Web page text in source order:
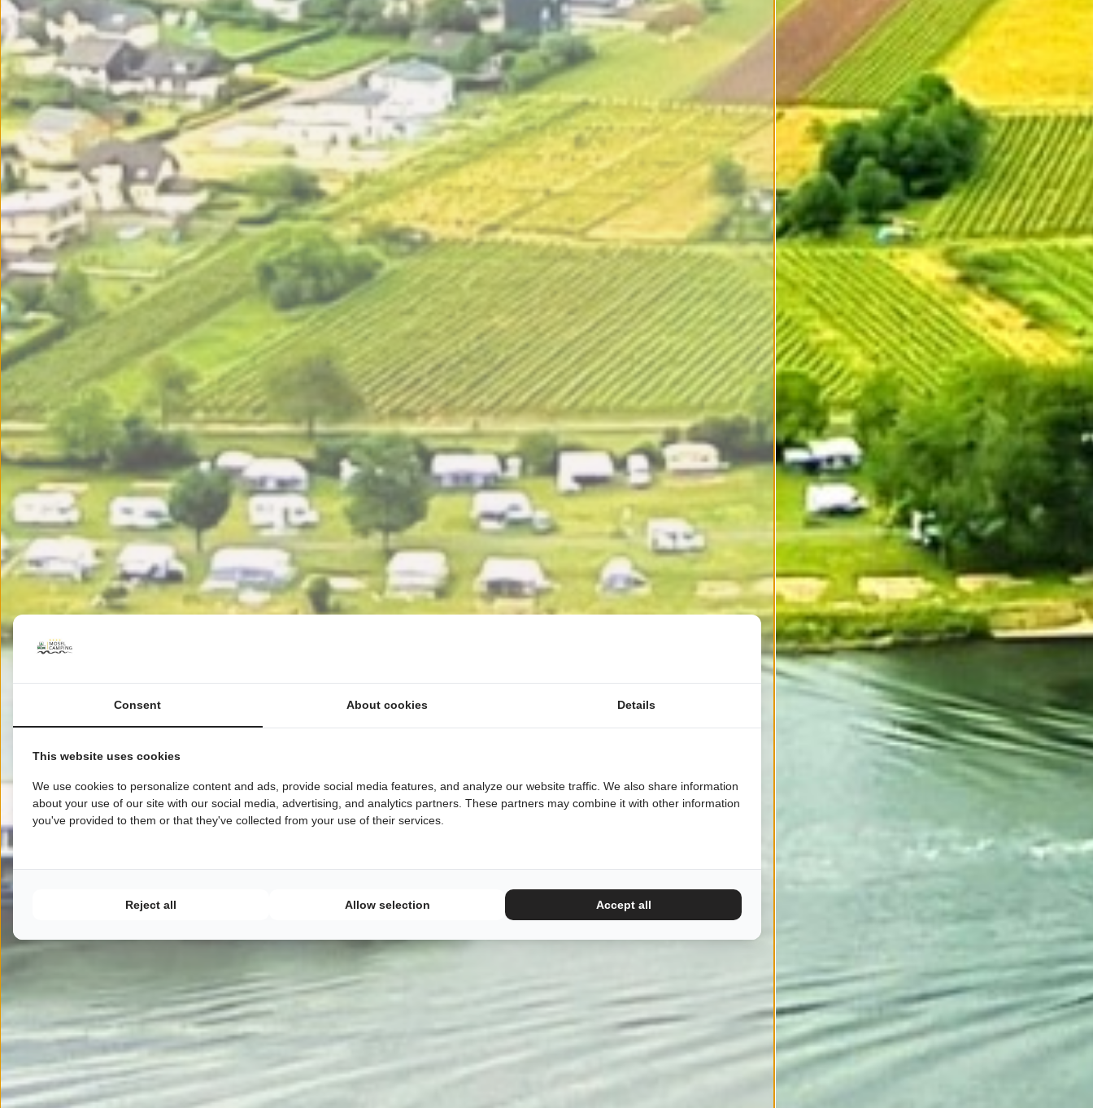
Consent About cookies Details
This website uses cookies
We use cookies to personalize content and ads, provide social media features, and analyze our website traffic. We also share information
about your use of our site with our social media, advertising, and analytics partners. These partners may combine it with other information
you've provided to them or that they've collected from your use of their services.
Reject all Allow selection Accept all